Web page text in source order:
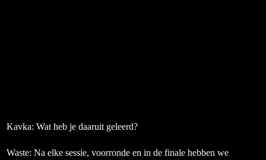
Kavka: Wat heb je daaruit geleerd?
Waste: Na elke sessie, voorronde en in de finale hebben we